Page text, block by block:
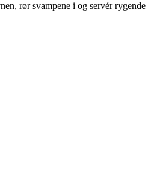
rør svampene i og servér rygende